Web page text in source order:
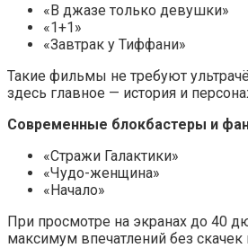
«В джазе только девушки»
«1+1»
«Завтрак у Тиффани»
Такие фильмы не требуют
здесь главное — история и
Современные блокбастеры и
«Стражи Галактики»
«Чудо-женщина»
«Начало»
При просмотре на экранах до 40
максимум впечатлений без скачек